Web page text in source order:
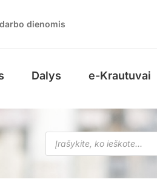
dienomis
Dalys e-Krautuvai